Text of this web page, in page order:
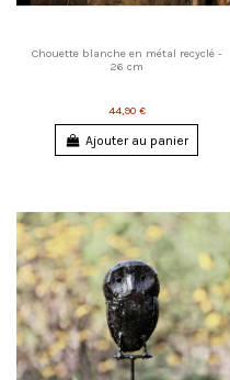
Chouette blanche en métal recyclé -
26 cm
44,90 €
Ajouter au panier